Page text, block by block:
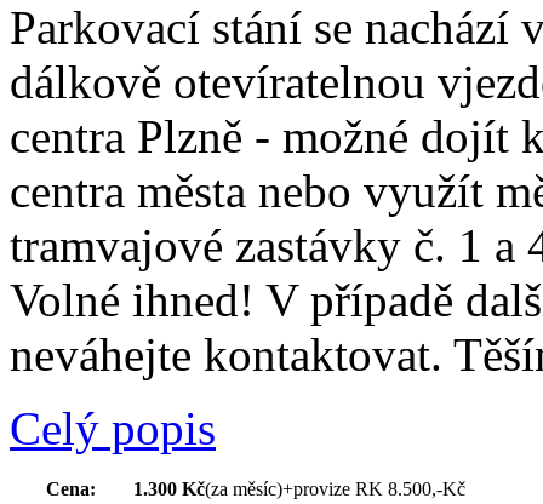
Parkovací stání se nachází
dálkově otevíratelnou
centra Plzně - možné dojít
centra města nebo využít
tramvajové zastávky č. 1 a
Volné ihned! V případě
neváhejte kontaktovat.
Celý popis
Cena: 1.300 Kč(za měsíc)+provize RK 8.500,-Kč